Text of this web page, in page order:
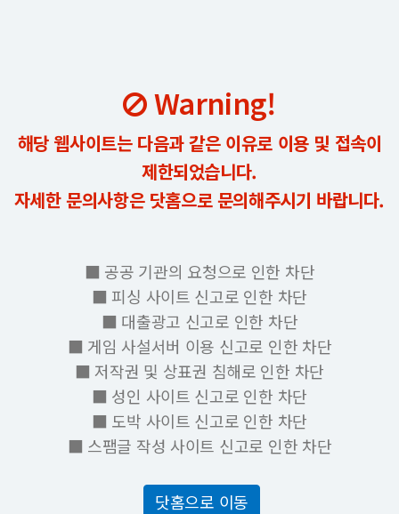
Warning!
해당 웹사이트는 다음과 같은 이유로 이용 및 접속이
제한되었습니다.
자세한 문의사항은 닷홈으로 문의해주시기 바랍니다.
■ 공공 기관의 요청으로 인한 차단
■ 피싱 사이트 신고로 인한 차단
■ 대출광고 신고로 인한 차단
■ 게임 사설서버 이용 신고로 인한 차단
■ 저작권 및 상표권 침해로 인한 차단
■ 성인 사이트 신고로 인한 차단
■ 도박 사이트 신고로 인한 차단
■ 스팸글 작성 사이트 신고로 인한 차단
닷홈으로 이동